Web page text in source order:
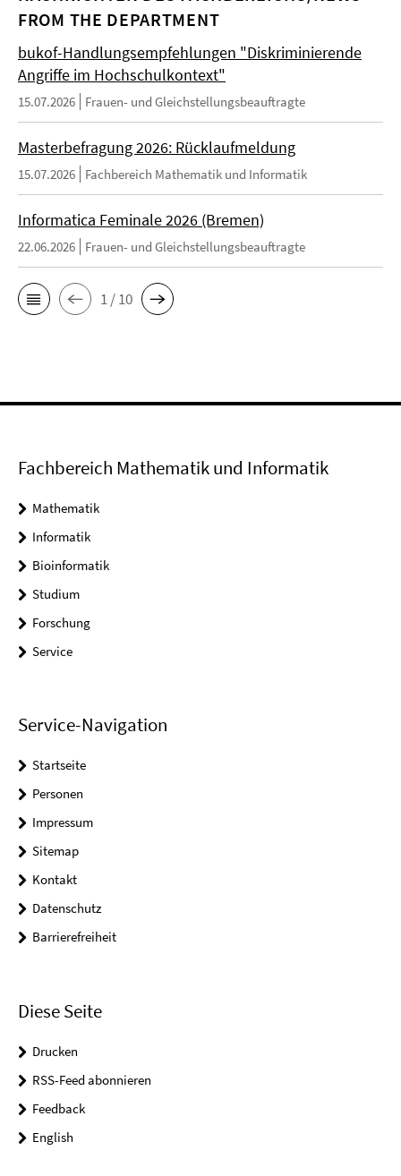
FROM THE DEPARTMENT
bukof-Handlungsempfehlungen "Diskriminierende
Angriffe im Hochschulkontext"
15.07.2026 Frauen- und Gleichstellungsbeauftragte
Masterbefragung 2026: Rücklaufmeldung
15.07.2026 Fachbereich Mathematik und Informatik
Informatica Feminale 2026 (Bremen)
22.06.2026 Frauen- und Gleichstellungsbeauftragte
1 / 10
Fachbereich Mathematik und Informatik
Mathematik
Informatik
Bioinformatik
Studium
Forschung
Service
Service-Navigation
Startseite
Personen
Impressum
Sitemap
Kontakt
Datenschutz
Barrierefreiheit
Diese Seite
Drucken
RSS-Feed abonnieren
Feedback
English